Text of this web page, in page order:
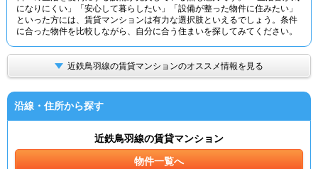
になりにくい」「安心して暮らしたい」「設備が整った物件に住みたい」
といった方には、賃貸マンションは有力な選択肢といえるでしょう。条件
に合った物件を比較しながら、自分に合う住まいを探してみてください。
近鉄鳥羽線の賃貸マンションのオススメ情報を見る
沿線・住所から探す
近鉄鳥羽線の賃貸マンション
物件一覧へ